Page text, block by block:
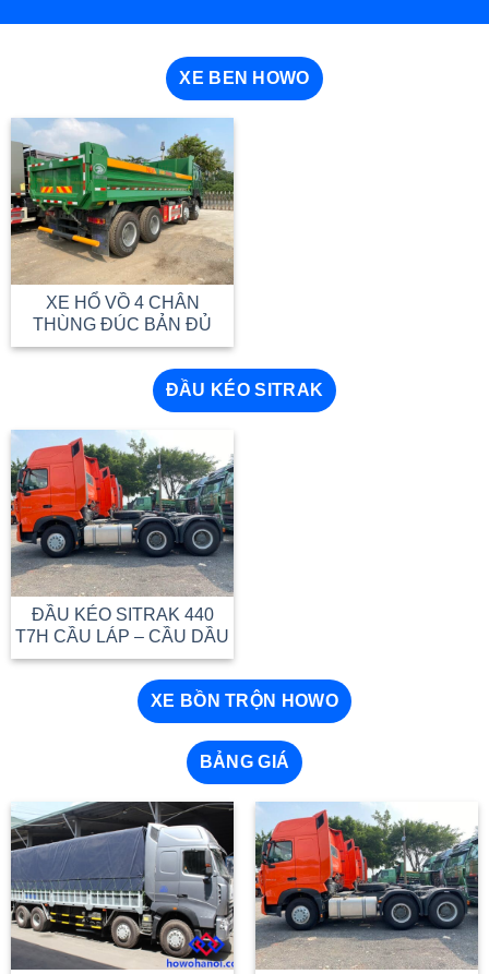
XE BEN HOWO
XE HỔ VỒ 4 CHÂN
THÙNG ĐÚC BẢN ĐỦ
ĐẦU KÉO SITRAK
ĐẦU KÉO SITRAK 440
T7H CẦU LÁP – CẦU DẦU
XE BỒN TRỘN HOWO
BẢNG GIÁ